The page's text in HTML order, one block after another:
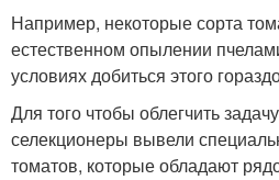
Например, некоторые сорта
естественном опылении
условиях добиться этого
Для того чтобы облегчить
селекционеры вывели
томатов, которые обладают